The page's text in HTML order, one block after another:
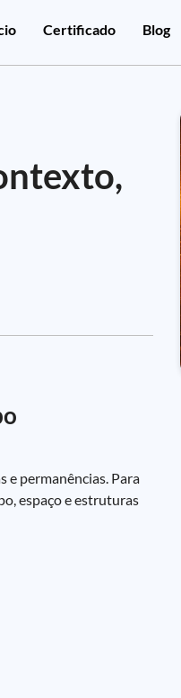
Certificado Blog
e permanências. Para
espaço e estruturas